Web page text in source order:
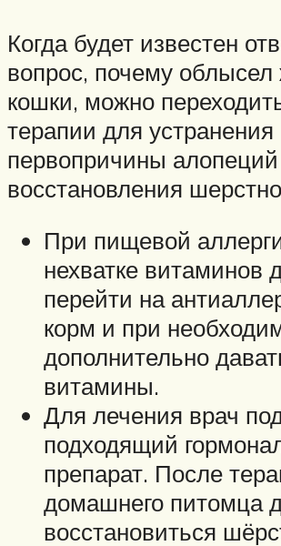
Когда будет известен
вопрос, почему облысел
кошки, можно
терапии для устранения
первопричины
восстановления
При пищевой
нехватке витаминов
перейти на
корм и при
дополнительно
витамины.
Для лечения врач
подходящий
препарат. После
домашнего питомца
восстановиться